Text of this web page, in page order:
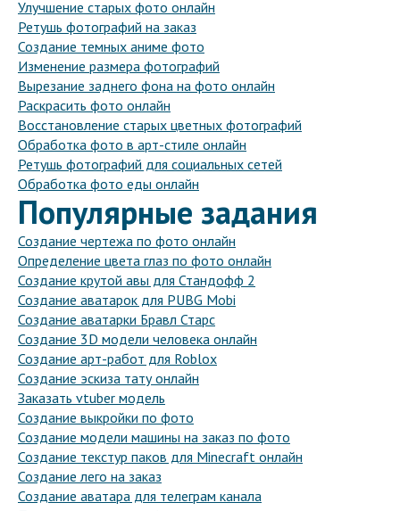
Улучшение старых фото онлайн
Ретушь фотографий на заказ
Создание темных аниме фото
Изменение размера фотографий
Вырезание заднего фона на фото онлайн
Раскрасить фото онлайн
Восстановление старых цветных фотографий
Обработка фото в арт-стиле онлайн
Ретушь фотографий для социальных сетей
Обработка фото еды онлайн
Популярные задания
Создание чертежа по фото онлайн
Определение цвета глаз по фото онлайн
Создание крутой авы для Стандофф 2
Создание аватарок для PUBG Mobi
Создание аватарки Бравл Старс
Создание 3D модели человека онлайн
Создание арт-работ для Roblox
Создание эскиза тату онлайн
Заказать vtuber модель
Создание выкройки по фото
Создание модели машины на заказ по фото
Создание текстур паков для Minecraft онлайн
Создание лего на заказ
Создание аватара для телеграм канала